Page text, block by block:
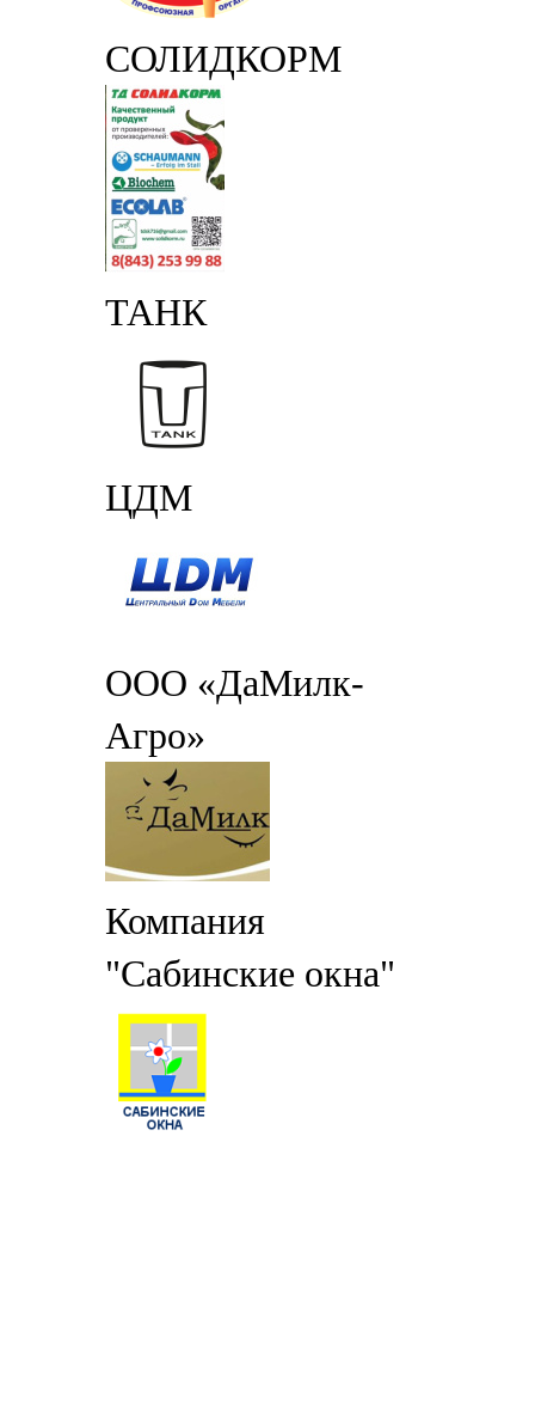
СОЛИДКОРМ
ТАНК
ЦДМ
ООО «ДаМилк-
Агро»
Компания
"Сабинские окна"